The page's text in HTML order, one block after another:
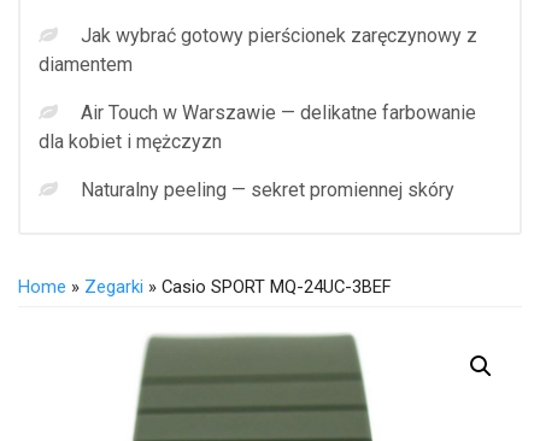
Jak wybrać gotowy pierścionek zaręczynowy z
diamentem
Air Touch w Warszawie — delikatne farbowanie
dla kobiet i mężczyzn
Naturalny peeling — sekret promiennej skóry
Home » Zegarki » Casio SPORT MQ-24UC-3BEF